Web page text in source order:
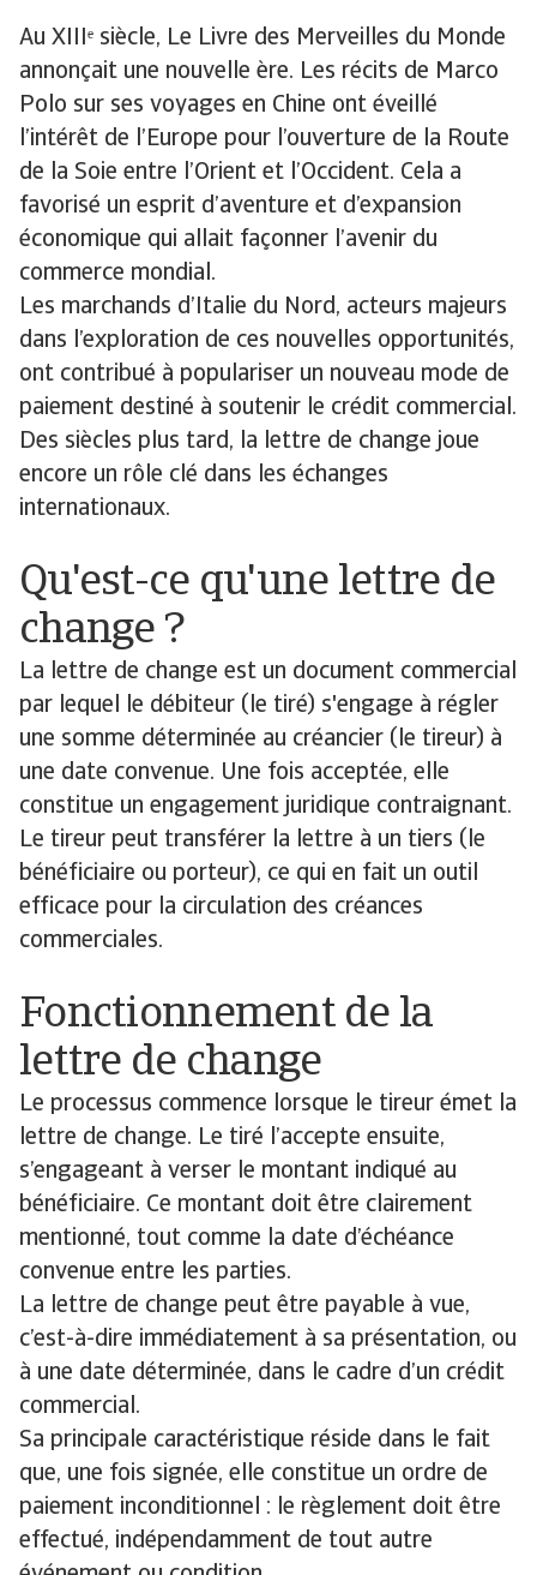
Au XIIIᵉ siècle, Le Livre des Merveilles du Monde
annonçait une nouvelle ère. Les récits de Marco
Polo sur ses voyages en Chine ont éveillé
l’intérêt de l’Europe pour l’ouverture de la Route
de la Soie entre l’Orient et l’Occident. Cela a
favorisé un esprit d’aventure et d’expansion
économique qui allait façonner l’avenir du
commerce mondial.
Les marchands d’Italie du Nord, acteurs majeurs
dans l’exploration de ces nouvelles opportunités,
ont contribué à populariser un nouveau mode de
paiement destiné à soutenir le crédit commercial.
Des siècles plus tard, la lettre de change joue
encore un rôle clé dans les échanges
internationaux.
Qu'est-ce qu'une lettre de
change ?
La lettre de change est un document commercial
par lequel le débiteur (le tiré) s'engage à régler
une somme déterminée au créancier (le tireur) à
une date convenue. Une fois acceptée, elle
constitue un engagement juridique contraignant.
Le tireur peut transférer la lettre à un tiers (le
bénéficiaire ou porteur), ce qui en fait un outil
efficace pour la circulation des créances
commerciales.
Fonctionnement de la
lettre de change
Le processus commence lorsque le tireur émet la
lettre de change. Le tiré l’accepte ensuite,
s’engageant à verser le montant indiqué au
bénéficiaire. Ce montant doit être clairement
mentionné, tout comme la date d’échéance
convenue entre les parties.
La lettre de change peut être payable à vue,
c’est-à-dire immédiatement à sa présentation, ou
à une date déterminée, dans le cadre d’un crédit
commercial.
Sa principale caractéristique réside dans le fait
que, une fois signée, elle constitue un ordre de
paiement inconditionnel : le règlement doit être
effectué, indépendamment de tout autre